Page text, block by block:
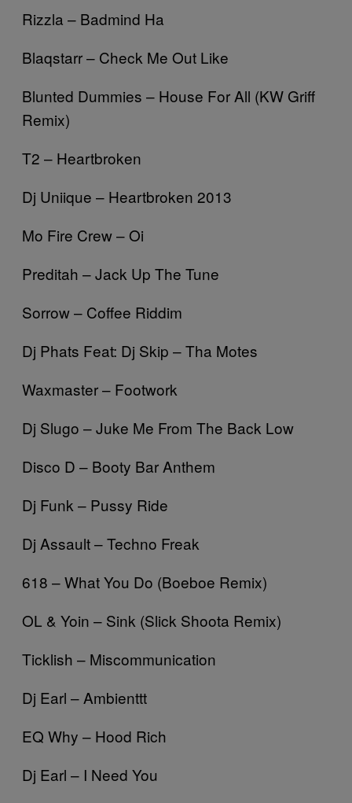
Rizzla – Badmind Ha
Blaqstarr – Check Me Out Like
Blunted Dummies – House For All (KW Griff
Remix)
T2 – Heartbroken
Dj Uniique – Heartbroken 2013
Mo Fire Crew – Oi
Preditah – Jack Up The Tune
Sorrow – Coffee Riddim
Dj Phats Feat: Dj Skip – Tha Motes
Waxmaster – Footwork
Dj Slugo – Juke Me From The Back Low
Disco D – Booty Bar Anthem
Dj Funk – Pussy Ride
Dj Assault – Techno Freak
618 – What You Do (Boeboe Remix)
OL & Yoin – Sink (Slick Shoota Remix)
Ticklish – Miscommunication
Dj Earl – Ambienttt
EQ Why – Hood Rich
Dj Earl – I Need You